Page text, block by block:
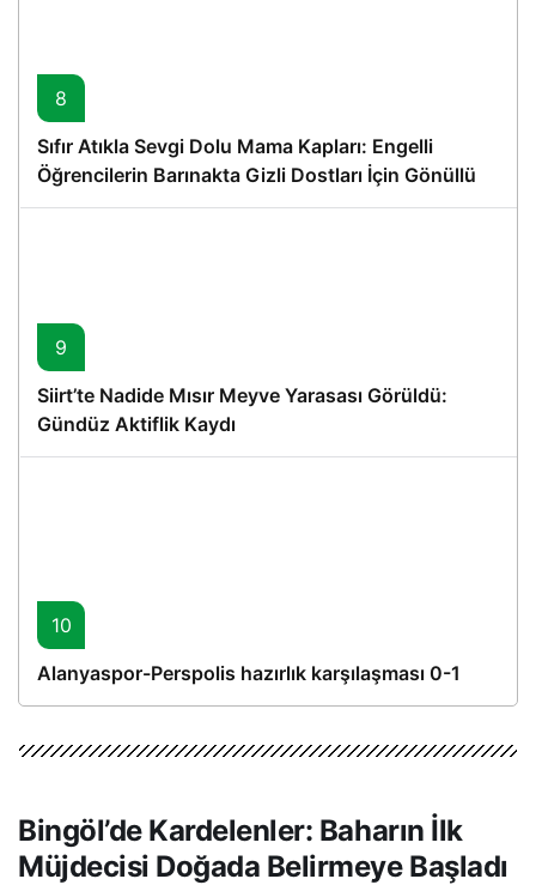
8
Sıfır Atıkla Sevgi Dolu Mama Kapları: Engelli
Öğrencilerin Barınakta Gizli Dostları İçin Gönüllü
Proje
9
Siirt’te Nadide Mısır Meyve Yarasası Görüldü:
Gündüz Aktiflik Kaydı
10
Alanyaspor-Perspolis hazırlık karşılaşması 0-1
Bingöl’de Kardelenler: Baharın İlk
Müjdecisi Doğada Belirmeye Başladı